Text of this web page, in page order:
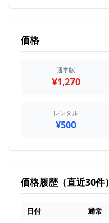
価格
通常版
¥1,270
レンタル
¥500
価格履歴（直近30件）
日付 通常